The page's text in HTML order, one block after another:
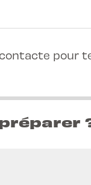
pour